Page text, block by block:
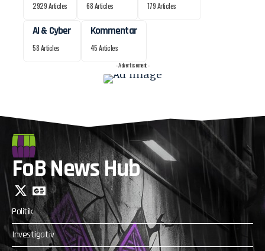
2929 Articles 68 Articles 179 Articles
AI & Cyber
58 Articles
Kommentar
45 Articles
- Advertisement -
FoB News Hub
Politik
Investigativ